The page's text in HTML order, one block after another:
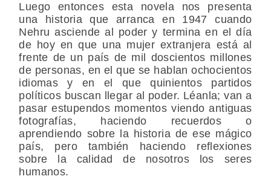
Luego entonces esta novela nos presenta
una historia que arranca en 1947 cuando
Nehru asciende al poder y termina en el día
de hoy en que una mujer extranjera está al
frente de un país de mil doscientos millones
de personas, en el que se hablan ochocientos
idiomas y en el que quinientos partidos
políticos buscan llegar al poder. Léanla; van a
pasar estupendos momentos viendo antiguas
fotografías, haciendo recuerdos o
aprendiendo sobre la historia de ese mágico
país, pero también haciendo reflexiones
sobre la calidad de nosotros los seres
humanos.